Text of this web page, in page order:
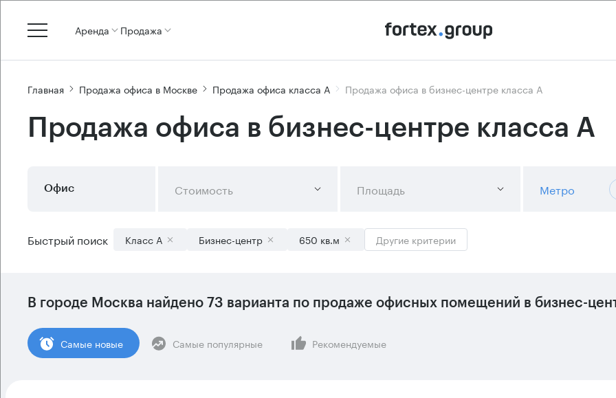
Аренда Продажа
Главная Продажа офиса в Москве Продажа офиса класса А Продажа офиса в бизнес-центре класса А
Продажа офиса в бизнес-центре класса А
Офис Стоимость Площадь Метро
Быстрый поиск Класс А Бизнес-центр 650 кв.м Другие критерии
В городе Москва найдено 73 варианта по продаже офисных помещений в бизнес-
Cамые новые Самые популярные Рекомендуемые